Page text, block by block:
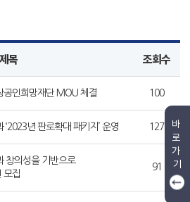
제목 조회수
공인희망재단 MOU 체결 100
년 판로확대 패키지’ 운영 127
창의성을 기반으로
모집
91
바
로
가
기